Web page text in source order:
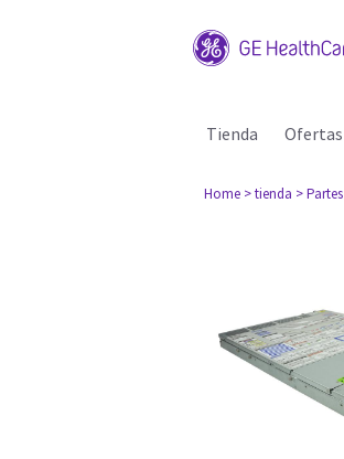
Tienda Ofertas
Home > tienda > Partes